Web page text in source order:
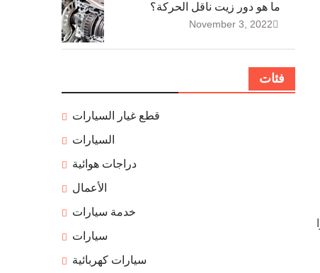
ما هو دور زيت ناقل الحركة؟
November 3, 2022
فئات
قطع غيار السيارات
السيارات
دراجات هوائية
الأعمال
خدمة سيارات
سيارات
سيارات كهربائية